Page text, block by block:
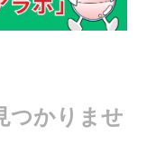
つかりませ